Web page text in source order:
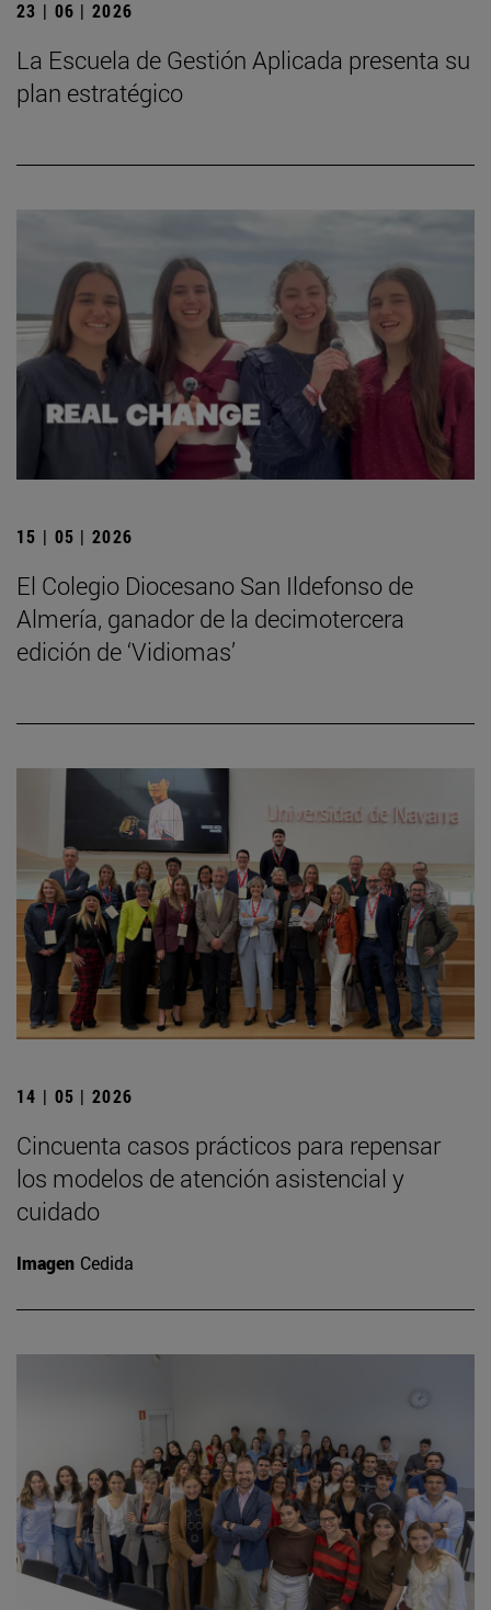
23 | 06 | 2026
La Escuela de Gestión Aplicada presenta su
plan estratégico
15 | 05 | 2026
El Colegio Diocesano San Ildefonso de
Almería, ganador de la decimotercera
edición de ‘Vidiomas’
14 | 05 | 2026
Cincuenta casos prácticos para repensar
los modelos de atención asistencial y
cuidado
Imagen Cedida